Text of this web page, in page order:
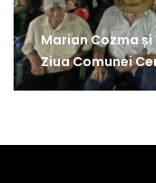
Marian Cozma
Ziua Comunei